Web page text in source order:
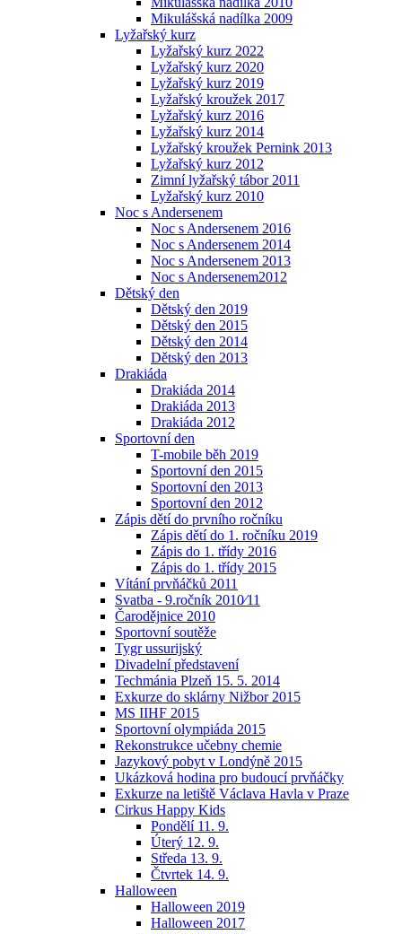
Mikulášská nadílka 2009
Lyžařský kurz
Lyžařský kurz 2022
Lyžařský kurz 2020
Lyžařský kurz 2019
Lyžařský kroužek 2017
Lyžařský kurz 2016
Lyžařský kurz 2014
Lyžařský kroužek Pernink 2013
Lyžařský kurz 2012
Zimní lyžařský tábor 2011
Lyžařský kurz 2010
Noc s Andersenem
Noc s Andersenem 2016
Noc s Andersenem 2014
Noc s Andersenem 2013
Noc s Andersenem2012
Dětský den
Dětský den 2019
Dětský den 2015
Dětský den 2014
Dětský den 2013
Drakiáda
Drakiáda 2014
Drakiáda 2013
Drakiáda 2012
Sportovní den
T-mobile běh 2019
Sportovní den 2015
Sportovní den 2013
Sportovní den 2012
Zápis dětí do prvního ročníku
Zápis dětí do 1. ročníku 2019
Zápis do 1. třídy 2016
Zápis do 1. třídy 2015
Vítání prvňáčků 2011
Svatba - 9.ročník 2010⁄11
Čarodějnice 2010
Sportovní soutěže
Tygr ussurijský
Divadelní představení
Techmánia Plzeň 15. 5. 2014
Exkurze do sklárny Nižbor 2015
MS IIHF 2015
Sportovní olympiáda 2015
Rekonstrukce učebny chemie
Jazykový pobyt v Londýně 2015
Ukázková hodina pro budoucí prvňáčky
Exkurze na letiště Václava Havla v Praze
Cirkus Happy Kids
Pondělí 11. 9.
Úterý 12. 9.
Středa 13. 9.
Čtvrtek 14. 9.
Halloween
Halloween 2019
Halloween 2017